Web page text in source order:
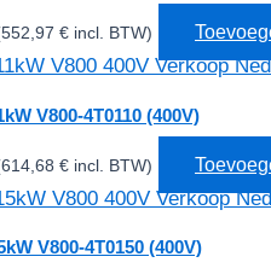
552,97 € incl. BTW)
V800-4T0110 (400V)
614,68 € incl. BTW)
V800-4T0150 (400V)